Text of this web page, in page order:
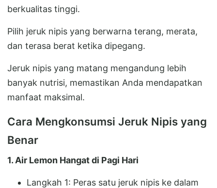
berkualitas tinggi.
Pilih jeruk nipis yang berwarna terang, merata,
dan terasa berat ketika dipegang.
Jeruk nipis yang matang mengandung lebih
banyak nutrisi, memastikan Anda mendapatkan
manfaat maksimal.
Cara Mengkonsumsi Jeruk Nipis yang
Benar
1. Air Lemon Hangat di Pagi Hari
Langkah 1: Peras satu jeruk nipis ke dalam